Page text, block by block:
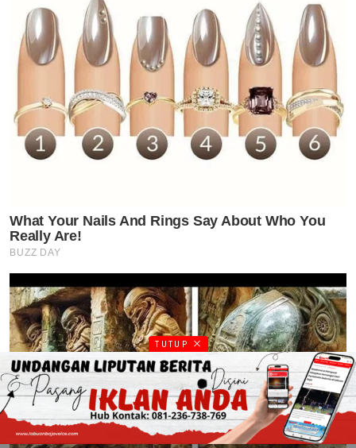
TUTUP